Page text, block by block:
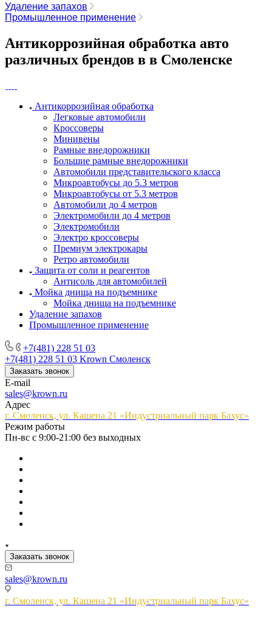
Удаление запахов
Промышленное применение
Антикоррозийная обработка авто
различных брендов в в Смоленске
Антикоррозийная обработка
Легковые автомобили
Кроссоверы
Минивены
Рамные внедорожники
Большие рамные внедорожники
Автомобили представительского класса
Микроавтобусы до 5.3 метров
Микроавтобусы от 5.3 метров
Автомобили до 4 метров
Электромобили до 4 метров
Электромобили
Электро кроссоверы
Премиум электрокары
Ретро автомобили
Защита от соли и реагентов
Антисоль для автомобилей
Мойка днища на подъемнике
Мойка днища на подъемнике
Удаление запахов
Промышленное применение
+7(481) 228 51 03
+7(481) 228 51 03 Krown Смоленск
Заказать звонок
E-mail
sales@krown.ru
Адрес
г. Смоленск, ул. Кашена 21 «Индустриальный парк Бахус»
Режим работы
Пн-вс с 9:00-21:00 без выходных
Заказать звонок
sales@krown.ru
г. Смоленск, ул. Кашена 21 «Индустриальный парк Бахус»